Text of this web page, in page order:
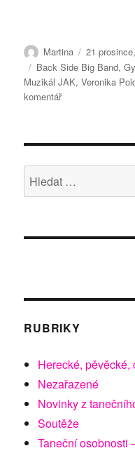
Autor:
Martina Publikováno:
21
Štítky:
Back Side Big Band,
Muzikál JAK,Veronika
komentářpro
JAK
Hledat:
RUBRIKY
Herecké,
Nezařazené
Novinky z
Soutěže
Taneční osobnosti